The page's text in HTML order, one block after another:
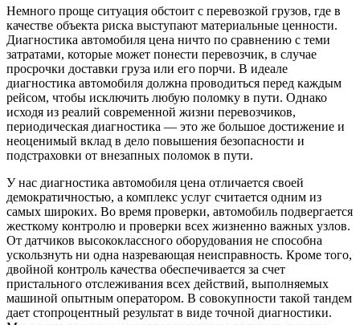
Немного проще ситуация обстоит с перевозкой грузов, где в
качестве объекта риска выступают материальные ценности.
Диагностика автомобиля цена ничто по сравнению с теми
затратами, которые может понести перевозчик, в случае
просрочки доставки груза или его порчи. В идеале
диагностика автомобиля должна проводиться перед каждым
рейсом, чтобы исключить любую поломку в пути. Однако
исходя из реалий современной жизни перевозчиков,
периодическая диагностика — это же большое достижение и
неоценимый вклад в дело повышения безопасности и
подстраховки от внезапных поломок в пути.
У нас диагностика автомобиля цена отличается своей
демократичностью, а комплекс услуг считается одним из
самых широких. Во время проверки, автомобиль подвергается
жесткому контролю и проверки всех жизненно важных узлов.
От датчиков высококлассного оборудования не способна
ускользнуть ни одна назревающая неисправность. Кроме того,
двойной контроль качества обеспечивается за счет
пристального отслеживания всех действий, выполняемых
машиной опытным оператором. В совокупности такой тандем
дает стопроцентный результат в виде точной диагностики.